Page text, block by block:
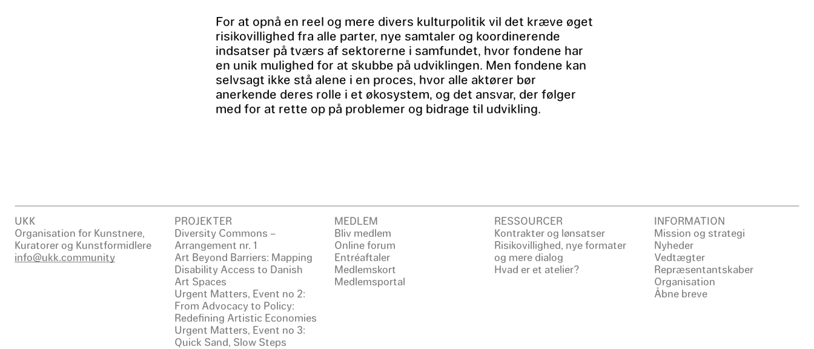
For at opnå en reel og mere divers kulturpolitik vil det kræve øget
risikovillighed fra alle parter, nye samtaler og koordinerende
indsatser på tværs af sektorerne i samfundet, hvor fondene har
en unik mulighed for at skubbe på udviklingen. Men fondene kan
selvsagt ikke stå alene i en proces, hvor alle aktører bør
anerkende deres rolle i et økosystem, og det ansvar, der følger
med for at rette op på problemer og bidrage til udvikling.
UKK
Organisation for Kunstnere,
Kuratorer og Kunstformidlere
info@ukk.community
PROJEKTER
Diversity Commons –
Arrangement nr. 1
Art Beyond Barriers: Mapping
Disability Access to Danish
Art Spaces
Urgent Matters, Event no 2:
From Advocacy to Policy:
Redefining Artistic Economies
Urgent Matters, Event no 3:
Quick Sand, Slow Steps
MEDLEM
Bliv medlem
Online forum
Entréaftaler
Medlemskort
Medlemsportal
RESSOURCER
Kontrakter og lønsatser
Risikovillighed, nye formater
og mere dialog
Hvad er et atelier?
INFORMATION
Mission og strategi
Nyheder
Vedtægter
Repræsentantskaber
Organisation
Åbne breve